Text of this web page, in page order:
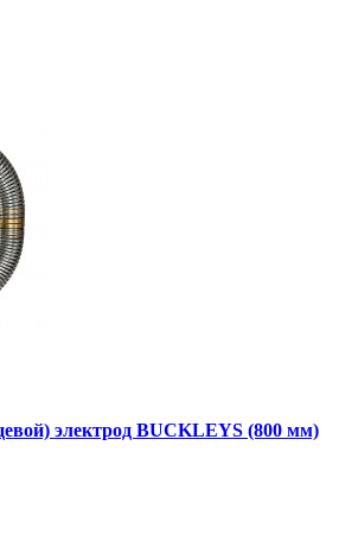
электрод BUCKLEYS (800 мм)